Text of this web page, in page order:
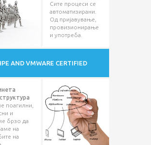
Сите процеси се
автоматизирани.
Од пријавување,
провизионирање
и употреба.
AND VMWARE CERTIFIED
поагилни,
и
брзо да
на
на